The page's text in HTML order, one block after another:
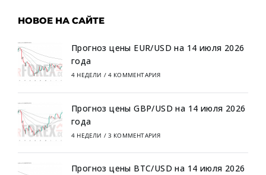
НОВОЕ НА САЙТЕ
Прогноз цены EUR/USD на 14 июля 2026
года
4 НЕДЕЛИ / 4 КОММЕНТАРИЯ
Прогноз цены GBP/USD на 14 июля 2026
года
4 НЕДЕЛИ / 3 КОММЕНТАРИЯ
Прогноз цены BTC/USD на 14 июля 2026